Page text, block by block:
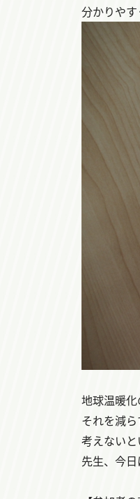
分かりやす
地球温暖化
それを減
考えないと
先生、今